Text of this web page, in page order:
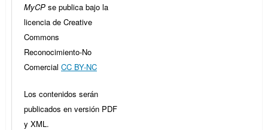
MyCP se publica bajo la
licencia de Creative
Commons
Reconocimiento-No
Comercial CC BY-NC
Los contenidos serán
publicados en versión PDF
y XML.